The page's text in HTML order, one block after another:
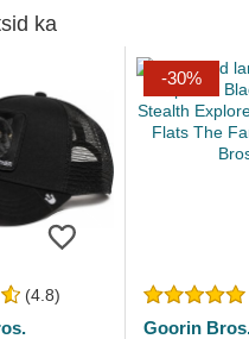
ka
(4.8)
-30%
Goorin